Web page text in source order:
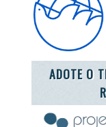
ENEA 2020